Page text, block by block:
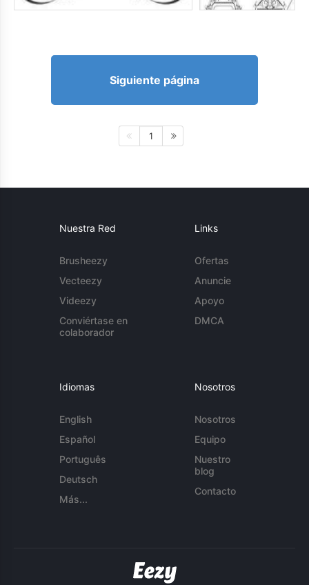
Siguiente página
1
Nuestra Red
Brusheezy
Vecteezy
Videezy
Conviértase en
colaborador
Links
Ofertas
Anuncie
Apoyo
DMCA
Idiomas
English
Español
Português
Deutsch
Más...
Nosotros
Nosotros
Equipo
Nuestro
blog
Contacto